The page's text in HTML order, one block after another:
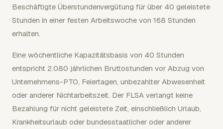
Beschäftigte Überstundenvergütung für über 40 geleistete
Stunden in einer festen Arbeitswoche von 168 Stunden
erhalten.
Eine wöchentliche Kapazitätsbasis von 40 Stunden
entspricht 2.080 jährlichen Bruttostunden vor Abzug von
Unternehmens-PTO, Feiertagen, unbezahlter Abwesenheit
oder anderer Nichtarbeitszeit. Der FLSA verlangt keine
Bezahlung für nicht geleistete Zeit, einschließlich Urlaub,
Krankheitsurlaub oder bundesstaatlicher oder anderer